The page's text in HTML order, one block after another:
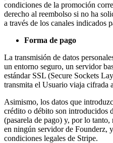
condiciones de la promoción
derecho al reembolso si no ha
a través de los canales indicados
Forma de pago
La transmisión de datos
un entorno seguro, un servidor
estándar SSL (Secure Sockets
transmita el Usuario viaja cifrada
Asimismo, los datos que
crédito o débito son introducidos
(pasarela de pago) y, por lo
en ningún servidor de Founderz,
condiciones legales de Stripe.